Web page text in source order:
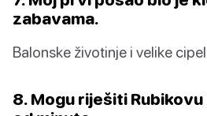
zabavama.
Balonske životinje i velike
8. Mogu riješiti Rubikovu